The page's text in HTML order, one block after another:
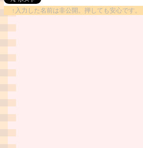
↑入力した名前は非公開。押しても安心です。